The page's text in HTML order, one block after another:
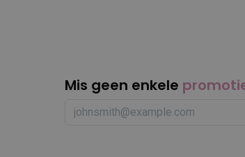
Mis geen enkele